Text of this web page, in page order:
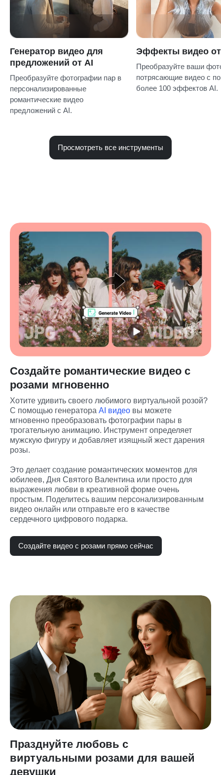
Генератор видео для
предложений от AI
Преобразуйте фотографии пар в
персонализированные
романтические видео
предложений с AI.
Эффекты видео
Преобразуйте ваши
потрясающие видео с
более 100 эффектов AI.
Просмотреть все инструменты
Создайте романтические видео с
розами мгновенно
Хотите удивить своего любимого виртуальной розой?
С помощью генератора AI видео вы можете
мгновенно преобразовать фотографии пары в
трогательную анимацию. Инструмент определяет
мужскую фигуру и добавляет изящный жест дарения
розы.
Это делает создание романтических моментов для
юбилеев, Дня Святого Валентина или просто для
выражения любви в креативной форме очень
простым. Поделитесь вашим персонализированным
видео онлайн или отправьте его в качестве
сердечного цифрового подарка.
Создайте видео с розами прямо сейчас
Празднуйте любовь с
виртуальными розами для вашей
девушки